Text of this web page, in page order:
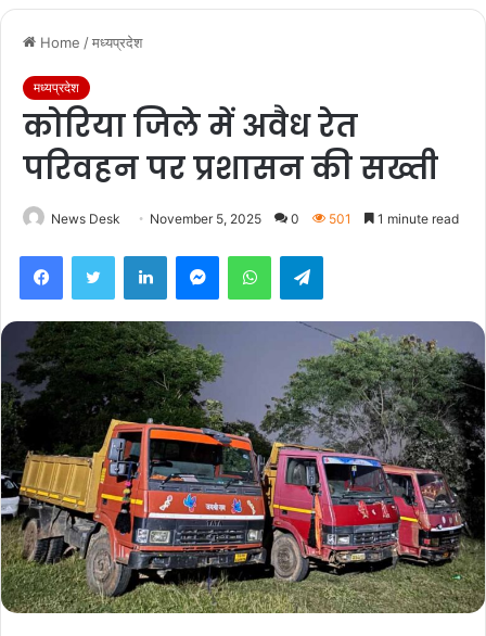
Home /मध्यप्रदेश
मध्यप्रदेश
कोरिया जिले में अवैध रेत
परिवहन पर प्रशासन की सख्ती
News Desk November 5, 2025 0 501 1 minute read